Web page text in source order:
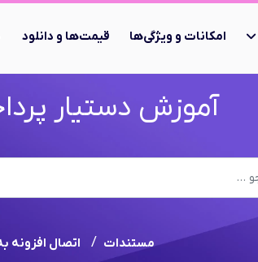
امکانات و ویژگی‌ها قیمت‌ها و دانلود
آموزش دستیار
مستندات اتصال افزونه